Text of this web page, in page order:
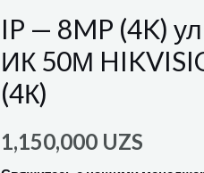
IP — 8MP (4K)
ИК 50М
(4К)
1,150,000 UZS